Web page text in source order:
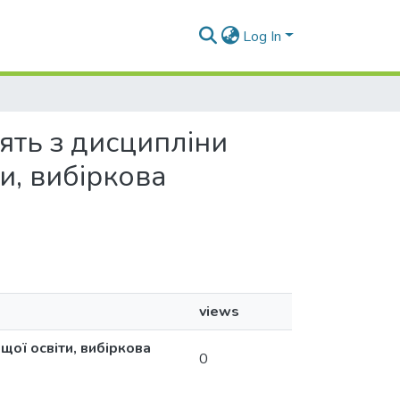
Log In
з дисципліни
вибіркова
views
освіти, вибіркова
0